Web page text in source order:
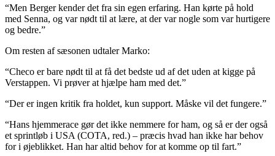
“Men Berger kender det fra sin egen erfaring. Han kørte på hold
med Senna, og var nødt til at lære, at der var nogle som var hurtigere
og bedre.”
Om resten af sæsonen udtaler Marko:
“Checo er bare nødt til at få det bedste ud af det uden at kigge på
Verstappen. Vi prøver at hjælpe ham med det.”
“Der er ingen kritik fra holdet, kun support. Måske vil det fungere.”
“Hans hjemmerace gør det ikke nemmere for ham, og så er der også
et sprintløb i USA (COTA, red.) – præcis hvad han ikke har behov
for i øjeblikket. Han har altid behov for at komme op til fart.”